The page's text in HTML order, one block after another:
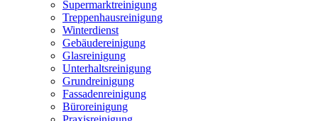
Supermarktreinigung
Treppenhausreinigung
Winterdienst
Gebäudereinigung
Glasreinigung
Unterhaltsreinigung
Grundreinigung
Fassadenreinigung
Büroreinigung